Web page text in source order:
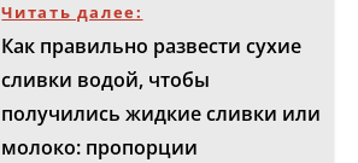
Читать далее:
Как правильно развести сухие
сливки водой, чтобы
получились жидкие сливки или
молоко: пропорции